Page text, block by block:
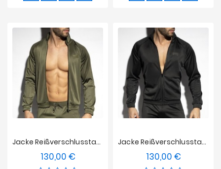
Jacke Reißverschlusstaschen - Khaki
130,00 €Preis
Jacke Reißverschlusstaschen - Schwarz
130,00 €Preis